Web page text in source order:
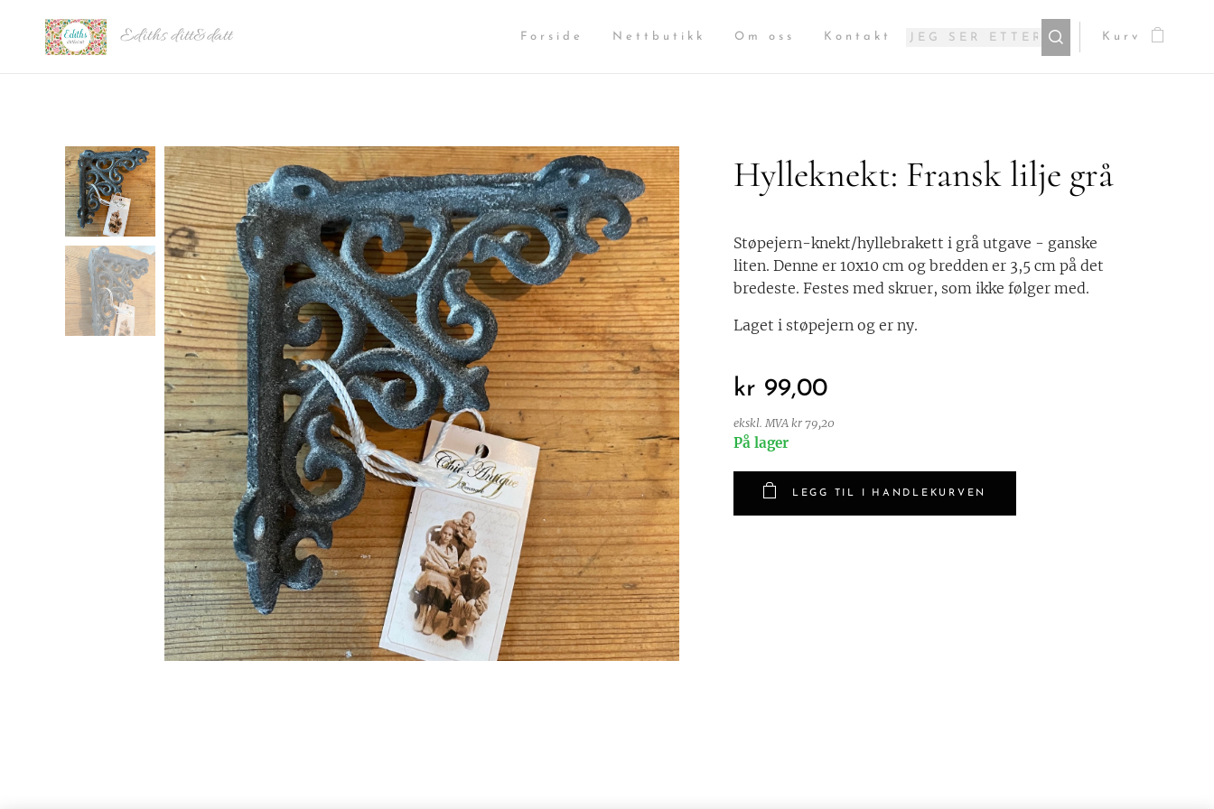
Ediths ditt&datt Forside Nettbutikk Om oss Kontakt Kurv
Hylleknekt: Fransk lilje grå
Støpejern-knekt/hyllebrakett i grå utgave - ganske
liten. Denne er 10x10 cm og bredden er 3,5 cm på det
bredeste. Festes med skruer, som ikke følger med.
Laget i støpejern og er ny.
kr 99,00
ekskl. MVA kr 79,20
På lager
LEGG TIL I HANDLEKURVEN